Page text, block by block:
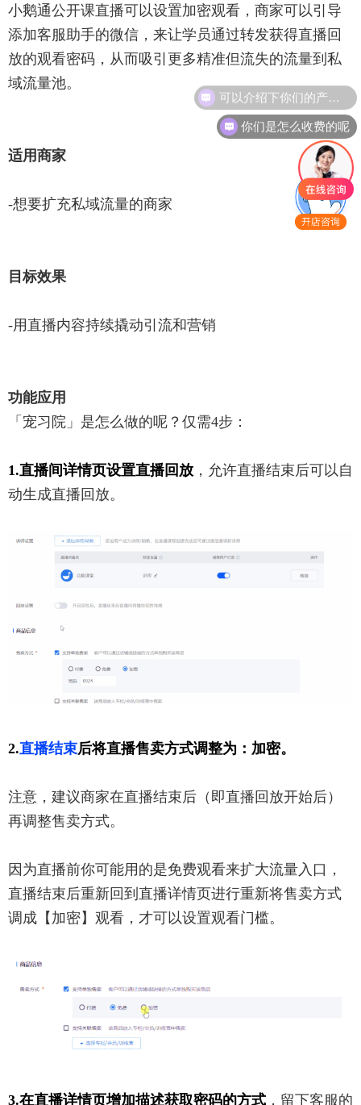
小鹅通公开课直播可以设置加密观看，商家可以引导
添加客服助手的微信，来让学员通过转发获得直播回
放的观看密码，从而吸引更多精准但流失的流量到私
域流量池。
适用商家
-想要扩充私域流量的商家
目标效果
-用直播内容持续撬动引流和营销
功能应用
「宠习院」是怎么做的呢？仅需4步：
1.直播间详情页设置直播回放 ，允许直播结束后可以自
动生成直播回放。
2.直播结束后将直播售卖方式调整为：加密。
注意，建议商家在直播结束后（即直播回放开始后）
再调整售卖方式。
因为直播前你可能用的是免费观看来扩大流量入口，
直播结束后重新回到直播详情页进行重新将售卖方式
调成【加密】观看，才可以设置观看门槛。
3.在直播详情页增加描述获取密码的方式 ，留下客服的
可以介绍下你们的产品么
你们是怎么收费的呢